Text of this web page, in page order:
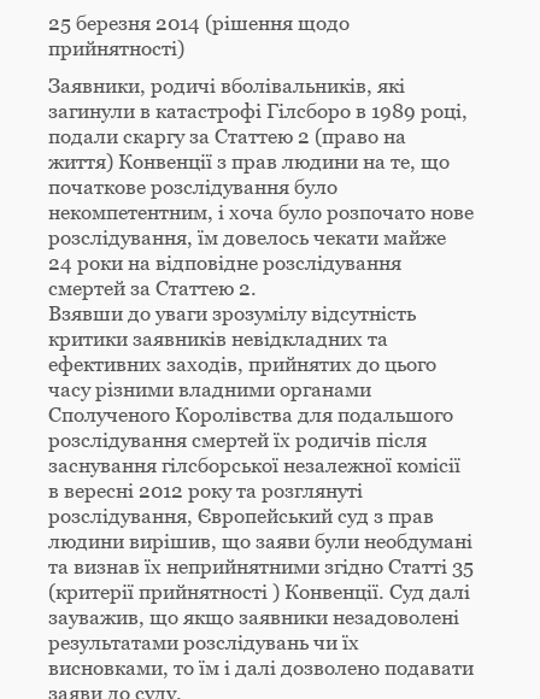
25 березня 2014 (рішення щодо
прийнятності)
Заявники, родичі вболівальників, які
загинули в катастрофі Гілсборо в 1989 році,
подали скаргу за Статтею 2 (право на
життя) Конвенції з прав людини на те, що
початкове розслідування було
некомпетентним, і хоча було розпочато нове
розслідування, їм довелось чекати майже
24 роки на відповідне розслідування
смертей за Статтею 2.
Взявши до уваги зрозумілу відсутність
критики заявників невідкладних та
ефективних заходів, прийнятих до цього
часу різними владними органами
Сполученого Королівства для подальшого
розслідування смертей їх родичів після
заснування гілсборської незалежної комісії
в вересні 2012 року та розглянуті
розслідування, Європейський суд з прав
людини вирішив, що заяви були необдумані
та визнав їх неприйнятними згідно Статті 35
(критерії прийнятності ) Конвенції. Суд далі
зауважив, що якщо заявники незадоволені
результатами розслідувань чи їх
висновками, то їм і далі дозволено подавати
заяви до суду.